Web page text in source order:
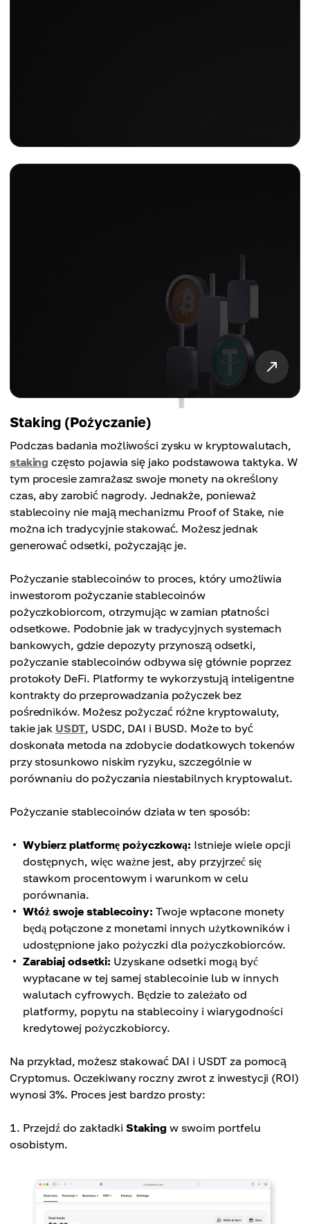
Staking (Pożyczanie)
Podczas badania możliwości zysku w kryptowalutach,
staking często pojawia się jako podstawowa taktyka. W
tym procesie zamrażasz swoje monety na określony
czas, aby zarobić nagrody. Jednakże, ponieważ
stablecoiny nie mają mechanizmu Proof of Stake, nie
można ich tradycyjnie stakować. Możesz jednak
generować odsetki, pożyczając je.
Pożyczanie stablecoinów to proces, który umożliwia
inwestorom pożyczanie stablecoinów
pożyczkobiorcom, otrzymując w zamian płatności
odsetkowe. Podobnie jak w tradycyjnych systemach
bankowych, gdzie depozyty przynoszą odsetki,
pożyczanie stablecoinów odbywa się głównie poprzez
protokoły DeFi. Platformy te wykorzystują inteligentne
kontrakty do przeprowadzania pożyczek bez
pośredników. Możesz pożyczać różne kryptowaluty,
takie jak USDT, USDC, DAI i BUSD. Może to być
doskonała metoda na zdobycie dodatkowych tokenów
przy stosunkowo niskim ryzyku, szczególnie w
porównaniu do pożyczania niestabilnych kryptowalut.
Pożyczanie stablecoinów działa w ten sposób:
Wybierz platformę pożyczkową: Istnieje wiele opcji
dostępnych, więc ważne jest, aby przyjrzeć się
stawkom procentowym i warunkom w celu
porównania.
Włóż swoje stablecoiny: Twoje wpłacone monety
będą połączone z monetami innych użytkowników i
udostępnione jako pożyczki dla pożyczkobiorców.
Zarabiaj odsetki: Uzyskane odsetki mogą być
wypłacane w tej samej stablecoinie lub w innych
walutach cyfrowych. Będzie to zależało od
platformy, popytu na stablecoiny i wiarygodności
kredytowej pożyczkobiorcy.
Na przykład, możesz stakować DAI i USDT za pomocą
Cryptomus. Oczekiwany roczny zwrot z inwestycji (ROI)
wynosi 3%. Proces jest bardzo prosty:
Przejdź do zakładki Staking w swoim portfelu
osobistym.